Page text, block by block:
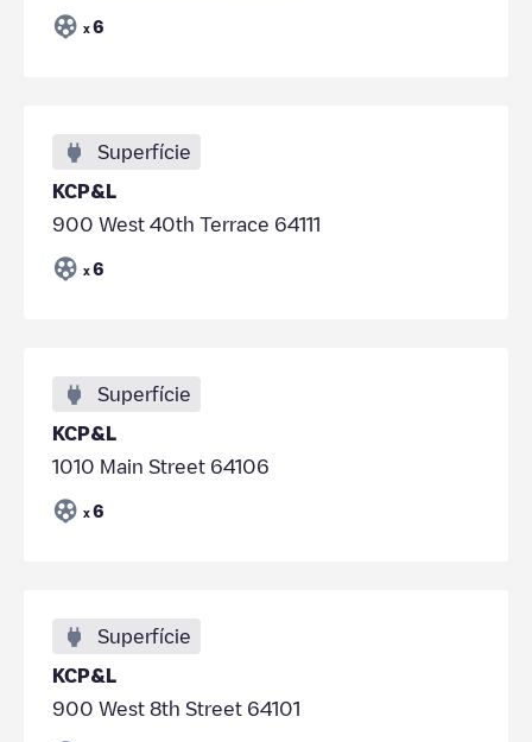
x 6
Superfície
KCP&L
900 West 40th Terrace 64111
x 6
Superfície
KCP&L
1010 Main Street 64106
x 6
Superfície
KCP&L
900 West 8th Street 64101